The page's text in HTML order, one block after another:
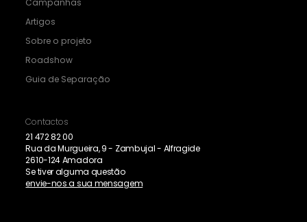
Campanhas
Artigos
Sobre o projeto
Roadshow
Guia de Separação
Contactos
21 472 82 00
Rua da Murgueira, 9 - Zambujal - Alfragide
2610-124 Amadora
Se tiver alguma questão
envie-nos a sua mensagem